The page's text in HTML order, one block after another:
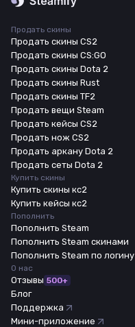
Продать скины
Продать скины CS2
Продать скины CS:GO
Продать скины Dota 2
Продать скины Rust
Продать скины TF2
Продать вещи Steam
Продать кейсы CS2
Продать нож CS2
Продать аркану Dota 2
Продать сеты Dota 2
Купить скины
Купить скины кс2
Купить кейсы кс2
Пополнить
Пополнить Steam
Пополнить Steam скинами
Пополнить Steam по логину
О нас
Отзывы 500+
Блог
Поддержка
Мини-приложение